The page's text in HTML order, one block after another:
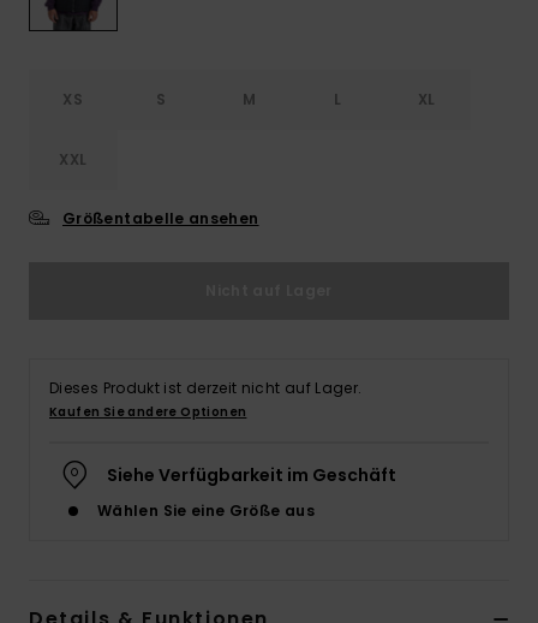
XS S M L XL
XXL
Größentabelle ansehen
Dieses Produkt ist derzeit nicht auf Lager.
Kaufen Sie andere Optionen
Siehe Verfügbarkeit im Geschäft
Wählen Sie eine Größe aus